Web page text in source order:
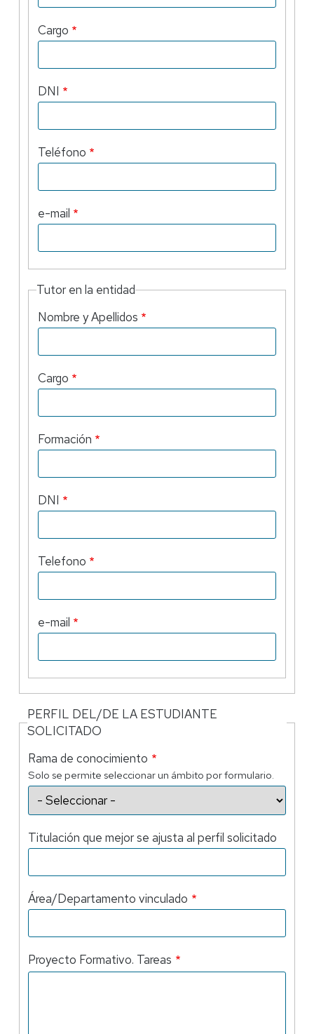
Cargo
DNI
Teléfono
e-mail
Tutor en la entidad
Nombre y Apellidos
Cargo
Formación
DNI
Telefono
e-mail
PERFIL DEL/DE LA ESTUDIANTE
SOLICITADO
Rama de conocimiento
Solo se permite seleccionar un ámbito por formulario.
Titulación que mejor se ajusta al perfil solicitado
Área/Departamento vinculado
Proyecto Formativo. Tareas